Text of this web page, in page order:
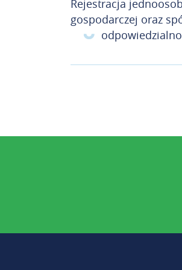
Rejestracja
gospodarczej oraz